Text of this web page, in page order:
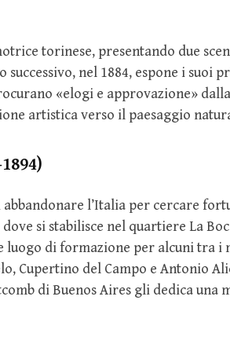
torinese, presentando due
successivo, nel 1884, espone i suoi
«elogi e approvazione»
artistica verso il paesaggio
l’Italia per cercare
si stabilisce nel quartiere La
luogo di formazione per alcuni tra i
Cupertino del Campo e Antonio
di Buenos Aires gli dedica una